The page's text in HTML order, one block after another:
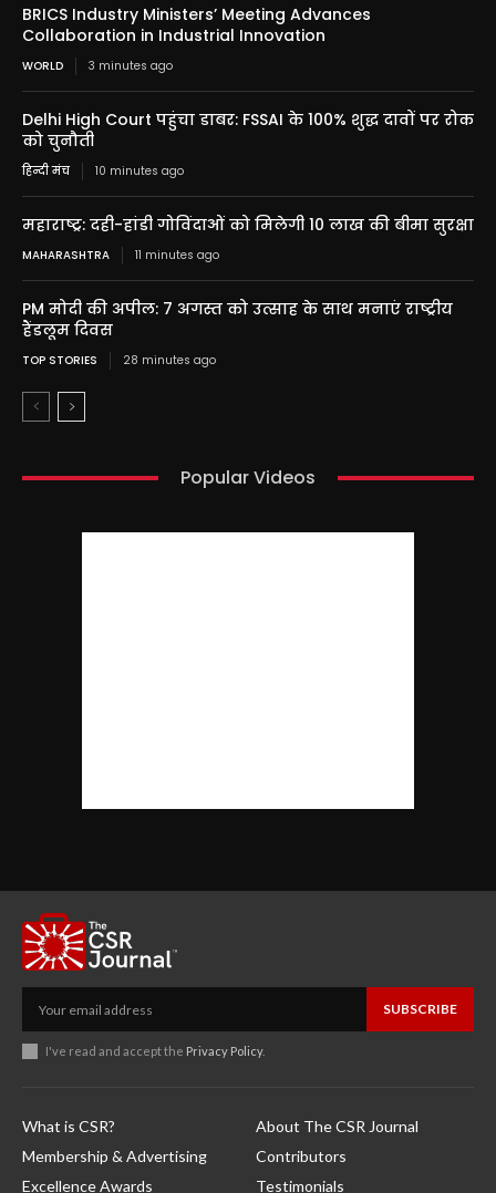
BRICS Industry Ministers’ Meeting Advances
Collaboration in Industrial Innovation
WORLD 3 minutes ago
Delhi High Court पहुंचा डाबर: FSSAI के 100% शुद्ध दावों पर रोक
को चुनौती
हिन्दी मंच 10 minutes ago
महाराष्ट्र: दही-हांडी गोविंदाओं को मिलेगी 10 लाख की बीमा सुरक्षा
MAHARASHTRA 11 minutes ago
PM मोदी की अपील: 7 अगस्त को उत्साह के साथ मनाएं राष्ट्रीय
हैंडलूम दिवस
TOP STORIES 28 minutes ago
Popular Videos
SUBSCRIBE
I've read and accept the Privacy Policy.
What is CSR?
Membership & Advertising
Excellence Awards
About The CSR Journal
Contributors
Testimonials